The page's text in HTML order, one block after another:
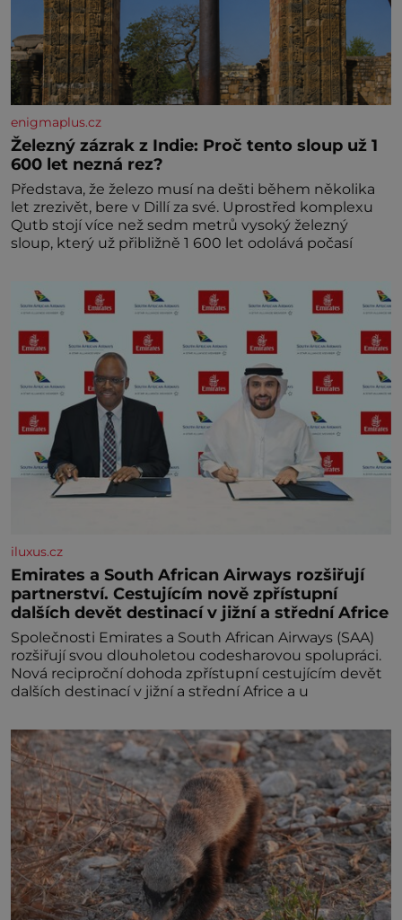
enigmaplus.cz
Železný zázrak z Indie: Proč tento sloup už 1
600 let nezná rez?
Představa, že železo musí na dešti během několika
let zrezivět, bere v Dillí za své. Uprostřed komplexu
Qutb stojí více než sedm metrů vysoký železný
sloup, který už přibližně 1 600 let odolává počasí
iluxus.cz
Emirates a South African Airways rozšiřují
partnerství. Cestujícím nově zpřístupní
dalších devět destinací v jižní a střední Africe
Společnosti Emirates a South African Airways (SAA)
rozšiřují svou dlouholetou codesharovou spolupráci.
Nová reciproční dohoda zpřístupní cestujícím devět
dalších destinací v jižní a střední Africe a u